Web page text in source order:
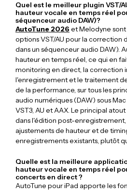
Quel est le meilleur plugin VST/
hauteur vocale en temps réel
séquenceur audio DAW)?
AutoTune 2026 et Melodyne
options VST/AU pour la correction
dans un séquenceur audio DAW).
hauteur en temps réel, ce qui en
monitoring en direct, la correction
l'enregistrement et le traitement
de la performance, sur tous les
audio numériques (DAW) sous
VST3, AU et AAX. Le principal
dans l'édition post-
ajustements de hauteur et de
enregistrements existants, plutôt
Quelle est la meilleure
hauteur vocale en temps réel
concerts en direct ?
AutoTune pour iPad apporte les